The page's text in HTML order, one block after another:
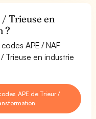
Trieuse en
?
APE / NAF
Trieuse en industrie
APE de Trieur /